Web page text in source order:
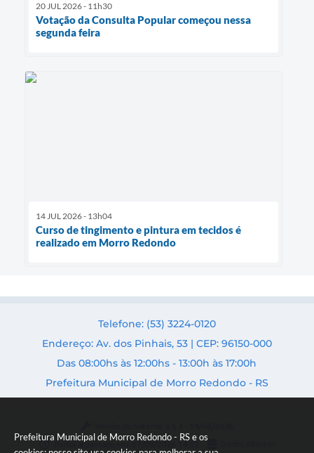
Prefeitura Municipal de Morro Redondo - RS e os
20 JUL 2026 - 11h30
Votação da Consulta Popular começou nessa
segunda feira
14 JUL 2026 - 13h04
Curso de tingimento e pintura em tecidos é
realizado em Morro Redondo
Telefone: (53) 3224-0120
Endereço: Av. dos Pinhais, 53 | CEP: 96150-000
Das 08:00hs às 12:00hs - 13:00h às 17:00h
Prefeitura Municipal de Morro Redondo - RS
Portal atualizado em: